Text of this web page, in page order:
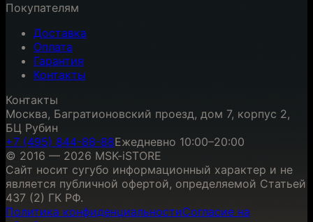
Покупателям
Доставка
Оплата
Гарантия
Контакты
Контакты
Москва, Багратионовский проезд, дом 7, корпус 2,
БЦ Рубин
+7 (495) 844-88-88Ежедневно 10:00–20:00
© 2016 — 2026 MSK-iSTORE
Сайт носит сугубо информационный характер и не
является публичной офертой, определяемой Статьей
437 (2) ГК РФ.
Политика конфиденциальностиСогласие на